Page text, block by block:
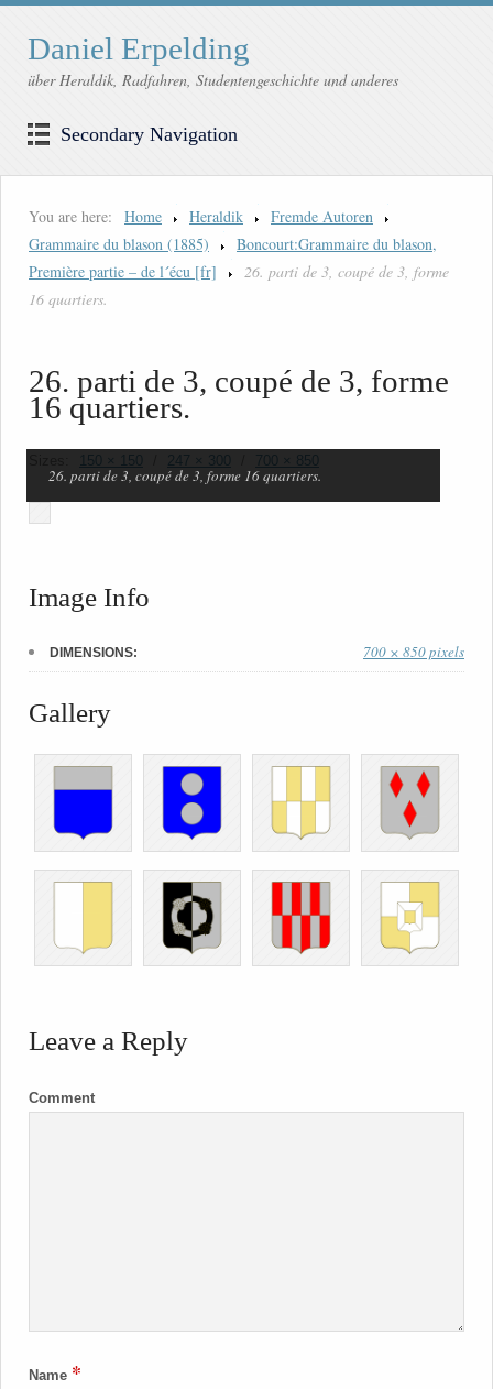
Daniel Erpelding
über Heraldik, Radfahren, Studentengeschichte und anderes
Secondary Navigation
You are here: Home Heraldik
Fremde Autoren
Grammaire du blason (1885)
Boncourt:Grammaire du blason,
Première partie – de l´écu [fr]
26. parti de 3, coupé de 3, forme
16 quartiers.
26. parti de 3, coupé de 3, forme
16 quartiers.
150 × 150 247 × 300 700 × 850
26. parti de 3, coupé de 3, forme 16 quartiers.
Image Info
DIMENSIONS: 700 × 850 pixels
Gallery
Leave a Reply
Comment
Name *